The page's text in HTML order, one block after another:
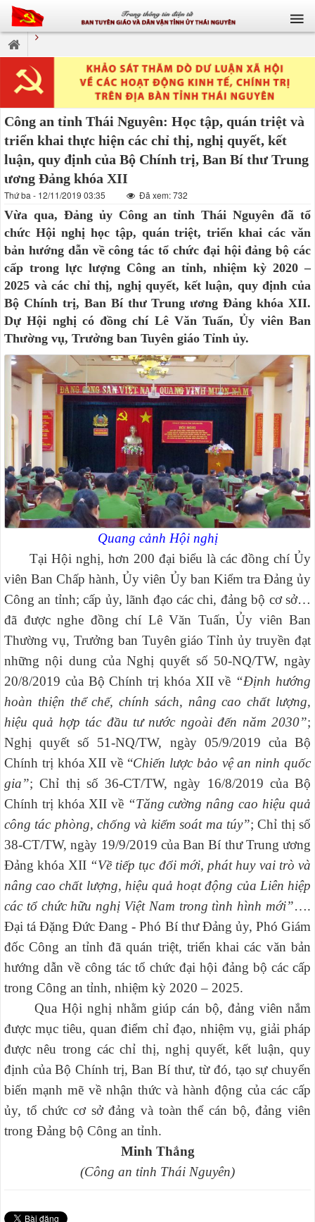
Công an tỉnh Thái Nguyên: Học tập, quán triệt và
triển khai thực hiện các chỉ thị, nghị quyết, kết
luận, quy định của Bộ Chính trị, Ban Bí thư Trung
ương Đảng khóa XII
Thứ ba - 12/11/2019 03:35 Đã xem: 732
Vừa qua, Đảng ủy Công an tỉnh Thái Nguyên đã tổ
chức Hội nghị học tập, quán triệt, triển khai các văn
bản hướng dẫn về công tác tổ chức đại hội đảng bộ các
cấp trong lực lượng Công an tỉnh, nhiệm kỳ 2020 –
2025 và các chỉ thị, nghị quyết, kết luận, quy định của
Bộ Chính trị, Ban Bí thư Trung ương Đảng khóa XII.
Dự Hội nghị có đồng chí Lê Văn Tuấn, Ủy viên Ban
Thường vụ, Trưởng ban Tuyên giáo Tỉnh ủy.
Quang cảnh Hội nghị
Tại Hội nghị, hơn 200 đại biểu là các đồng chí Ủy
viên Ban Chấp hành, Ủy viên Ủy ban Kiểm tra Đảng ủy
Công an tỉnh; cấp ủy, lãnh đạo các chi, đảng bộ cơ sở…
đã được nghe đồng chí Lê Văn Tuấn, Ủy viên Ban
Thường vụ, Trưởng ban Tuyên giáo Tỉnh ủy truyền đạt
những nội dung của Nghị quyết số 50-NQ/TW, ngày
20/8/2019 của Bộ Chính trị khóa XII về “Định hướng
hoàn thiện thể chế, chính sách, nâng cao chất lượng,
hiệu quả hợp tác đầu tư nước ngoài đến năm 2030”;
Nghị quyết số 51-NQ/TW, ngày 05/9/2019 của Bộ
Chính trị khóa XII về “Chiến lược bảo vệ an ninh quốc
gia”; Chỉ thị số 36-CT/TW, ngày 16/8/2019 của Bộ
Chính trị khóa XII về “Tăng cường nâng cao hiệu quả
công tác phòng, chống và kiểm soát ma túy”; Chỉ thị số
38-CT/TW, ngày 19/9/2019 của Ban Bí thư Trung ương
Đảng khóa XII “Về tiếp tục đổi mới, phát huy vai trò và
nâng cao chất lượng, hiệu quả hoạt động của Liên hiệp
các tổ chức hữu nghị Việt Nam trong tình hình mới”….
Đại tá Đặng Đức Đang - Phó Bí thư Đảng ủy, Phó Giám
đốc Công an tỉnh đã quán triệt, triển khai các văn bản
hướng dẫn về công tác tổ chức đại hội đảng bộ các cấp
trong Công an tỉnh, nhiệm kỳ 2020 – 2025.
Qua Hội nghị nhằm giúp cán bộ, đảng viên nắm
được mục tiêu, quan điểm chỉ đạo, nhiệm vụ, giải pháp
được nêu trong các chỉ thị, nghị quyết, kết luận, quy
định của Bộ Chính trị, Ban Bí thư, từ đó, tạo sự chuyển
biến mạnh mẽ về nhận thức và hành động của các cấp
ủy, tổ chức cơ sở đảng và toàn thể cán bộ, đảng viên
trong Đảng bộ Công an tỉnh.
Minh Thắng
(Công an tỉnh Thái Nguyên)